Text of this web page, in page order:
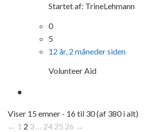
Startet af: TrineLehmann
0
5
12 år, 2 måneder siden
Volunteer Aid
Viser 15 emner - 16 til 30 (af 380 i alt)
← 1 2 3 … 24 25 26 →